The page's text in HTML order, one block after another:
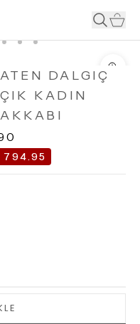
DALGIÇ
KADIN
794.95